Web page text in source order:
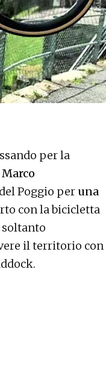
per la
Marco
Poggio per una
con la bicicletta
il territorio con